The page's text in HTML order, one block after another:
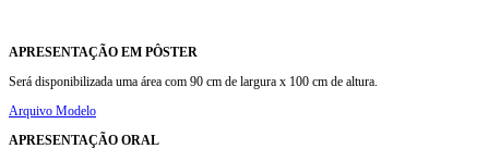
APRESENTAÇÃO EM PÔSTER
Será disponibilizada uma área com 90 cm de largura x 100 cm de altura.
Arquivo Modelo
APRESENTAÇÃO ORAL